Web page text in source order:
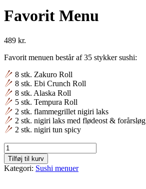
Favorit Menu
489 kr.
Favorit menuen består af 35 stykker sushi:
8 stk. Zakuro Roll
8 stk. Ebi Crunch Roll
8 stk. Alaska Roll
5 stk. Tempura Roll
2 stk. flammegrillet nigiri laks
2 stk. nigiri laks med flødeost & forårsløg
2 stk. nigiri tun spicy
Tilføj til kurv
Kategori: Sushi menuer